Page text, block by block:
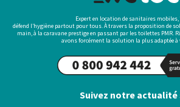
Expert en location de sanitaires mobiles,
défend l’hygiène partout pour tous. À travers la proposition de
main, à la caravane prestige en passant par les toilettes PMR.
avons forcément la solution la plus adaptée à
Suivez notre actualité